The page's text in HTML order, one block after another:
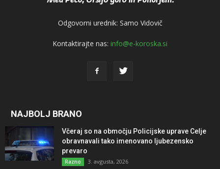
Odgovorni urednik: Samo Vidovič
Kontaktirajte nas: info@e-koroska.si
NAJBOLJ BRANO
Včeraj so na območju Policijske uprave Celje
obravnavali tako imenovano ljubezensko
prevaro
Razno 3. avgusta, 2026